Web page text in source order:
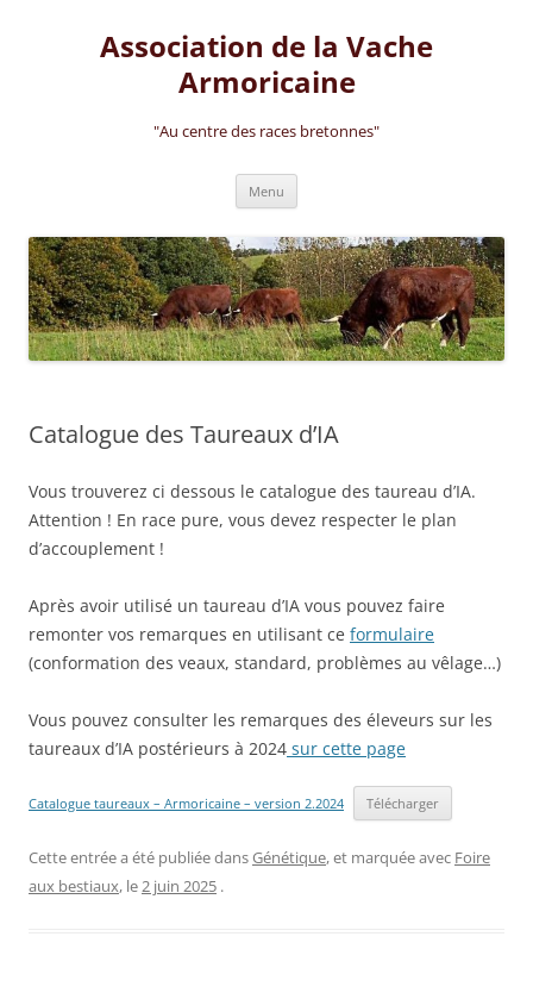
Association de la Vache
Armoricaine
"Au centre des races bretonnes"
Menu
Catalogue des Taureaux d’IA
Vous trouverez ci dessous le catalogue des taureau d’IA.
Attention ! En race pure, vous devez respecter le plan
d’accouplement !
Après avoir utilisé un taureau d’IA vous pouvez faire
remonter vos remarques en utilisant ce formulaire
(conformation des veaux, standard, problèmes au vêlage…)
Vous pouvez consulter les remarques des éleveurs sur les
taureaux d’IA postérieurs à 2024 sur cette page
Catalogue taureaux – Armoricaine – version 2.2024 Télécharger
Cette entrée a été publiée dansGénétique, et marquée avec Foire
aux bestiaux, le2 juin 2025 .